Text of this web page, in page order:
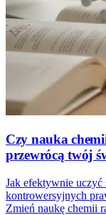
Czy nauka
przewrócą twój
Jak efektywnie
kontrowersyjnych
Zmień naukę chemii